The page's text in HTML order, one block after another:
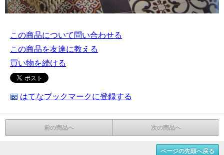
この商品について問い合わせる
この商品を友達に教える
買い物を続ける
はてなブックマークに登録する
前の商品へ 次の商品へ
ページの先頭へ戻る